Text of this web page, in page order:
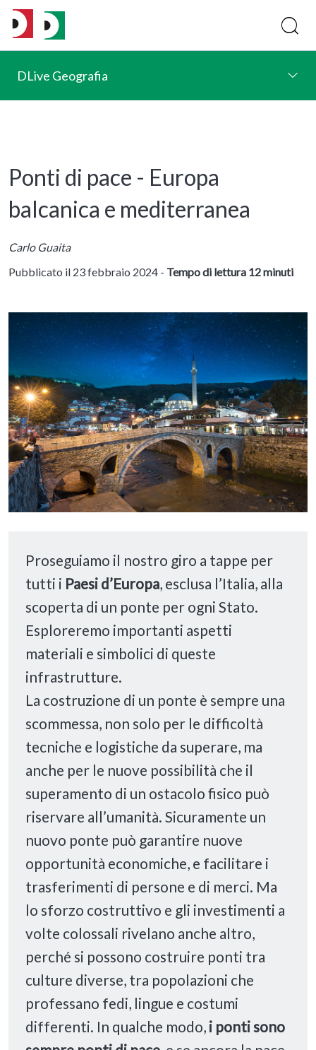
DLive Geografia
Ponti di pace - Europa
balcanica e mediterranea
Carlo Guaita
Pubblicato il 23 febbraio 2024 - Tempo di lettura 12 minuti
Proseguiamo il nostro giro a tappe per
tutti i Paesi d’Europa, esclusa l’Italia, alla
scoperta di un ponte per ogni Stato.
Esploreremo importanti aspetti
materiali e simbolici di queste
infrastrutture.
La costruzione di un ponte è sempre una
scommessa, non solo per le difficoltà
tecniche e logistiche da superare, ma
anche per le nuove possibilità che il
superamento di un ostacolo fisico può
riservare all’umanità. Sicuramente un
nuovo ponte può garantire nuove
opportunità economiche, e facilitare i
trasferimenti di persone e di merci. Ma
lo sforzo costruttivo e gli investimenti a
volte colossali rivelano anche altro,
perché si possono costruire ponti tra
culture diverse, tra popolazioni che
professano fedi, lingue e costumi
differenti. In qualche modo, i ponti sono